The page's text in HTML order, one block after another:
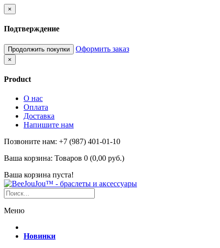
×
Подтверждение
Продолжить покупки Оформить заказ
×
Product
О нас
Оплата
Доставка
Напишите нам
Позвоните нам: +7 (987) 401-01-10
Ваша корзина: Товаров 0 (0,00 руб.)
Ваша корзина пуста!
Меню
Новинки